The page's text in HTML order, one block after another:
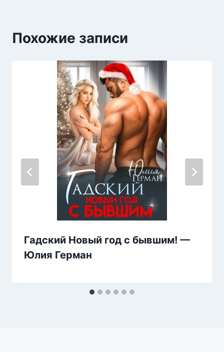
Похожие записи
Гадский Новый год с бывшим! —
Юлия Герман